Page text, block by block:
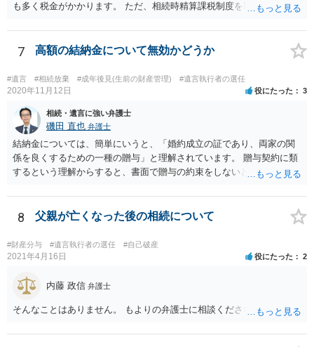
も多く税金がかかります。 ただ、相続時精算課税制度を取れば、実質
ういう場合にどれくらい税金がかかるか計算してもらって どういう方
針を取るか決められたらよいと思います。
7 高額の結納金について無効かどうか
#遺言 #相続放棄 #成年後見(生前の財産管理) #遺言執行者の選任
2020年11月12日 役にたった 3
相続・遺言に強い弁護士
磯田 直也 弁護士
結納金については、簡単にいうと、「婚約成立の証であり、両家の関
係を良くするための一種の贈与」と理解されています。 贈与契約に類
するという理解からすると、書面で贈与の約束をしないと相手方は支
ことは困難です。 くれぐれも今後お気をつけください。 弁護士に対応
を依頼されるのも悪くはありませんが、感情的な理由が強いと思いま
8 父親が亡くなった後の相続について
#財産分与 #遺言執行者の選任 #自己破産
2021年4月16日 役にたった 2
内藤 政信 弁護士
そんなことはありません。 もよりの弁護士に相談ください。